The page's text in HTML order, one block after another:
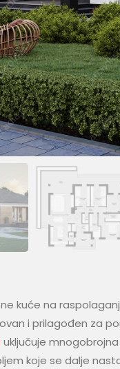
kuće na
i prilagođen za
uključuje
koje se dalje